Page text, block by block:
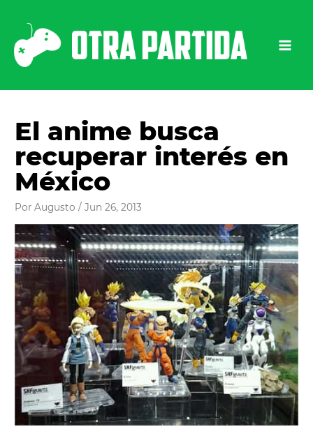
contenido
El anime busca
recuperar interés en
México
PorAugusto/Jun 26, 2013